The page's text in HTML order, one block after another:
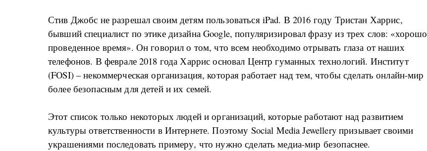
Стив Джобс не разрешал своим детям пользоваться iPad. В 2016 году Тристан Харрис,
бывший специалист по этике дизайна Google, популяризировал фразу из трех слов: «хорошо
проведенное время». Он говорил о том, что всем необходимо отрывать глаза от наших
телефонов. В феврале 2018 года Харрис основал Центр гуманных технологий. Институт
(FOSI) – некоммерческая организация, которая работает над тем, чтобы сделать онлайн-мир
более безопасным для детей и их семей.
Этот список только некоторых людей и организаций, которые работают над развитием
культуры ответственности в Интернете. Поэтому Social Media Jewellery призывает своими
украшениями последовать примеру, что нужно сделать медиа-мир безопаснее.